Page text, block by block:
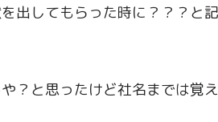
出してもらった時に？？？と
？と思ったけど社名までは覚